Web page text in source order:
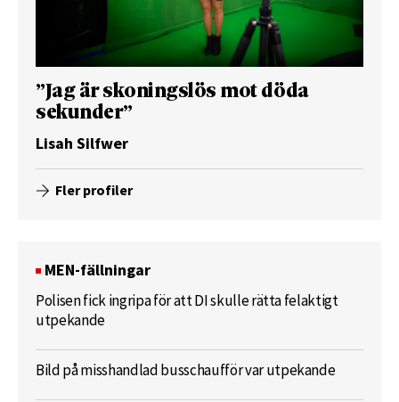
”Jag är skoningslös mot döda
sekunder”
Lisah Silfwer
Fler profiler
MEN-fällningar
Polisen fick ingripa för att DI skulle rätta felaktigt
utpekande
Bild på misshandlad busschaufför var utpekande